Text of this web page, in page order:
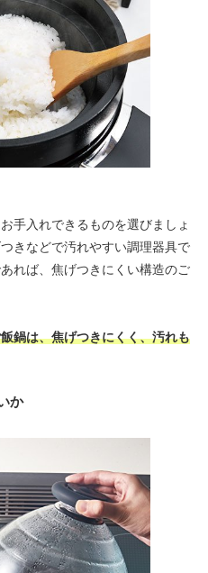
手入れできるものを選びましょ
きなどで汚れやすい調理器具で
れば、焦げつきにくい構造のご
鍋は、焦げつきにくく、汚れも
か